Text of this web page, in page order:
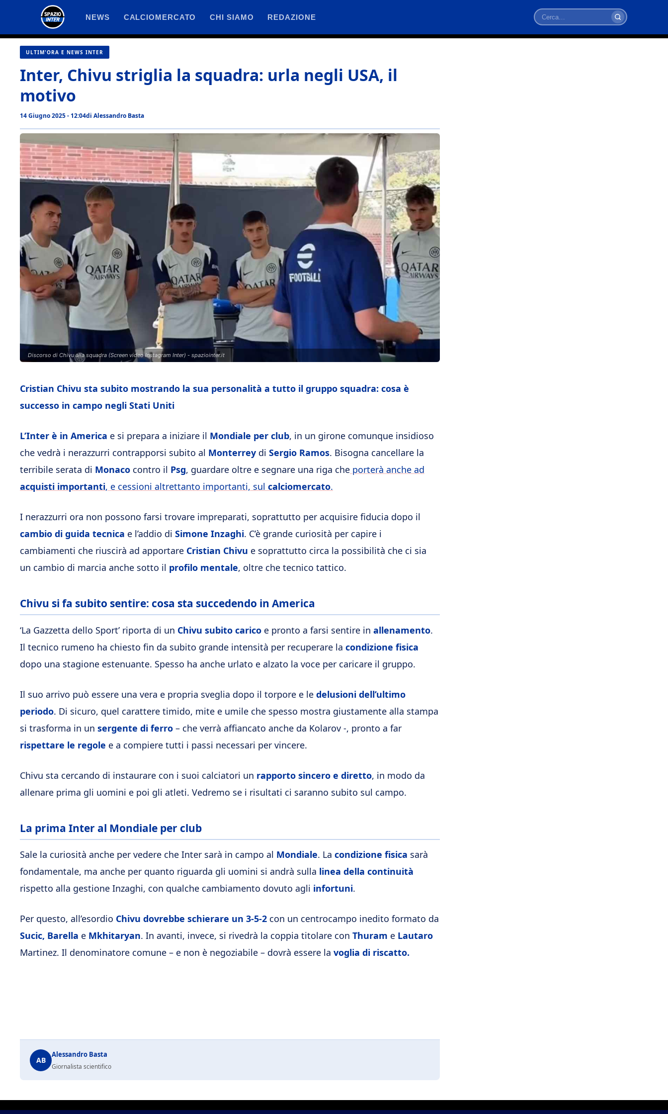
contenuto
NEWS CALCIOMERCATO CHI SIAMO REDAZIONE
Cerca
ULTIM'ORA E NEWS INTER
Inter, Chivu striglia la squadra: urla negli USA, il
motivo
14 Giugno 2025 - 12:04di Alessandro Basta
Discorso di Chivu alla squadra (Screen video Instagram Inter) - spaziointer.it
Cristian Chivu sta subito mostrando la sua personalità a tutto il gruppo squadra: cosa è
successo in campo negli Stati Uniti
L’Inter è in America e si prepara a iniziare il Mondiale per club, in un girone comunque insidioso
che vedrà i nerazzurri contrapporsi subito al Monterrey di Sergio Ramos. Bisogna cancellare la
terribile serata di Monaco contro il Psg, guardare oltre e segnare una riga che porterà anche ad
acquisti importanti, e cessioni altrettanto importanti, sul calciomercato.
I nerazzurri ora non possono farsi trovare impreparati, soprattutto per acquisire fiducia dopo il
cambio di guida tecnica e l’addio di Simone Inzaghi. C’è grande curiosità per capire i
cambiamenti che riuscirà ad apportare Cristian Chivu e soprattutto circa la possibilità che ci sia
un cambio di marcia anche sotto il profilo mentale, oltre che tecnico tattico.
Chivu si fa subito sentire: cosa sta succedendo in America
‘La Gazzetta dello Sport’ riporta di un Chivu subito carico e pronto a farsi sentire in allenamento.
Il tecnico rumeno ha chiesto fin da subito grande intensità per recuperare la condizione fisica
dopo una stagione estenuante. Spesso ha anche urlato e alzato la voce per caricare il gruppo.
Il suo arrivo può essere una vera e propria sveglia dopo il torpore e le delusioni dell’ultimo
periodo. Di sicuro, quel carattere timido, mite e umile che spesso mostra giustamente alla stampa
si trasforma in un sergente di ferro – che verrà affiancato anche da Kolarov -, pronto a far
rispettare le regole e a compiere tutti i passi necessari per vincere.
Chivu sta cercando di instaurare con i suoi calciatori un rapporto sincero e diretto, in modo da
allenare prima gli uomini e poi gli atleti. Vedremo se i risultati ci saranno subito sul campo.
La prima Inter al Mondiale per club
Sale la curiosità anche per vedere che Inter sarà in campo al Mondiale. La condizione fisica sarà
fondamentale, ma anche per quanto riguarda gli uomini si andrà sulla linea della continuità
rispetto alla gestione Inzaghi, con qualche cambiamento dovuto agli infortuni.
Per questo, all’esordio Chivu dovrebbe schierare un 3-5-2 con un centrocampo inedito formato da
Sucic, Barella e Mkhitaryan. In avanti, invece, si rivedrà la coppia titolare con Thuram e Lautaro
Martinez. Il denominatore comune – e non è negoziabile – dovrà essere la voglia di riscatto.
AB
Alessandro Basta
Giornalista scientifico